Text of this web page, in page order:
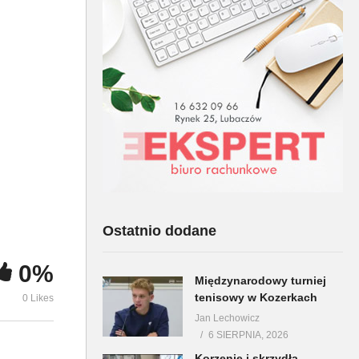
Liturgia Wielkiej Soboty w
Lubaczowie cz 2
wyzwania
Europą
0%
0 Likes
Ostatnio dodane
Międzynarodowy turniej
tenisowy w Kozerkach
Jan Lechowicz
6 SIERPNIA, 2026